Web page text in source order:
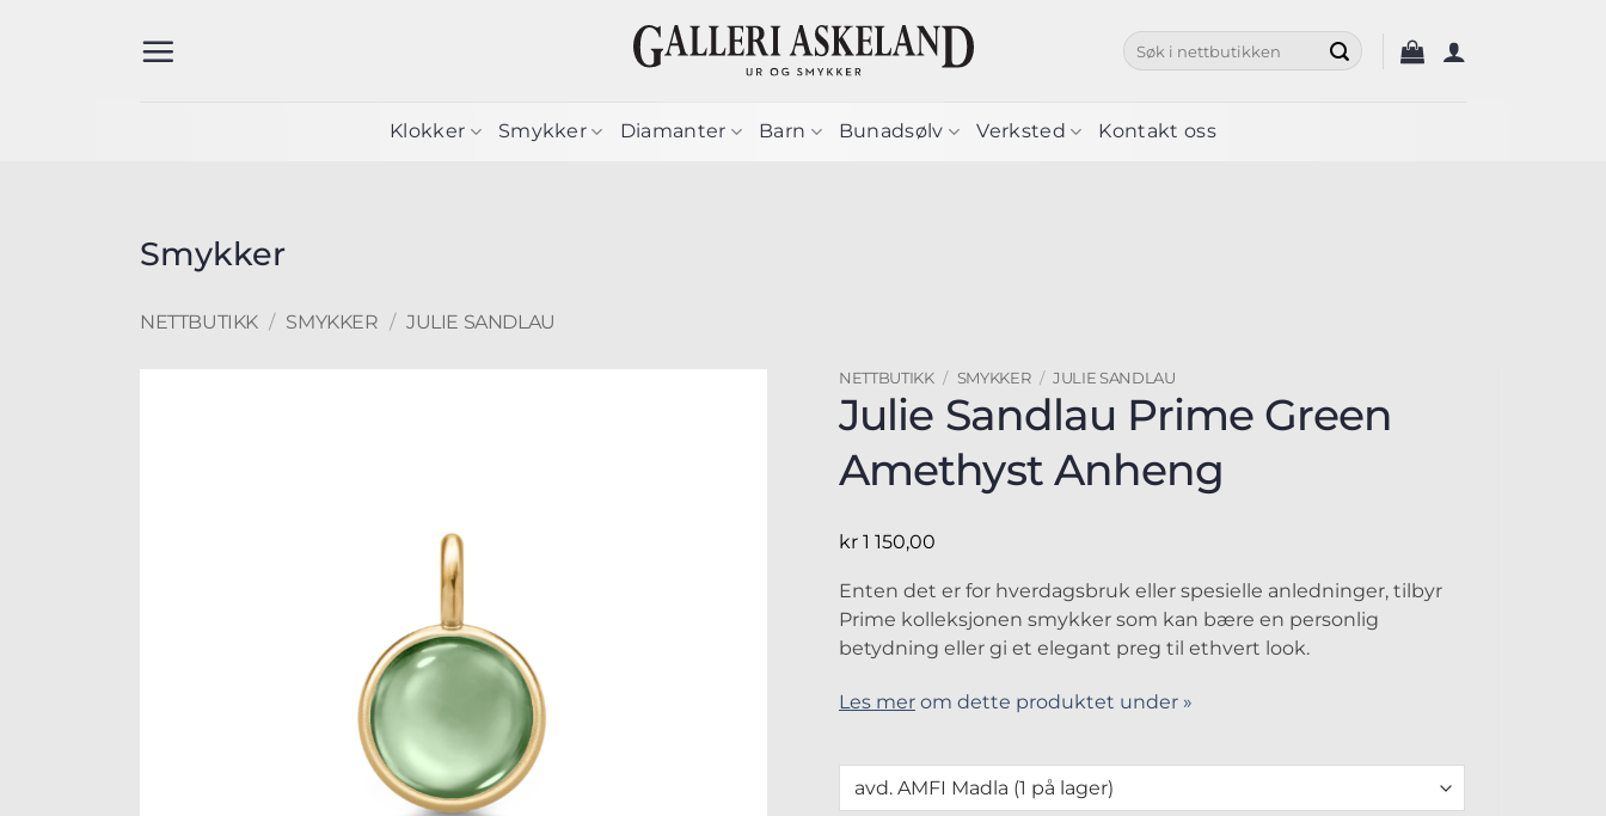
Søk
etter:
Klokker Smykker Diamanter Barn Bunadsølv Verksted Kontakt oss
Smykker
NETTBUTIKK / SMYKKER / JULIE SANDLAU
NETTBUTIKK / SMYKKER / JULIE SANDLAU
Julie Sandlau Prime Green
Amethyst Anheng
kr 1 150,00
Enten det er for hverdagsbruk eller spesielle anledninger, tilbyr
Prime kolleksjonen smykker som kan bære en personlig
betydning eller gi et elegant preg til ethvert look.
Les mer om dette produktet under »